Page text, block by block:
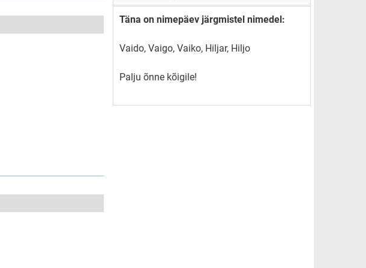
Täna on nimepäev järgmistel nimedel:
Vaido, Vaigo, Vaiko, Hiljar, Hiljo
Palju õnne kõigile!